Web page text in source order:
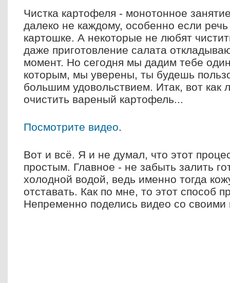
Чистка картофеля - монотонное
далеко не каждому, особенно если
картошке. А некоторые не любят
даже приготовление салата
момент. Но сегодня мы дадим тебе
которым, мы уверены, ты будешь
большим удовольствием. Итак, вот как
очистить вареный картофель...
Посмотрите видео.
Вот и всё. Я и не думал, что этот
простым. Главное - не забыть залить
холодной водой, ведь именно тогда
отставать. Как по мне, то этот способ
Непременно поделись видео со своими